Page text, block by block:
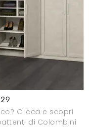
Clicca e scopri
di Colombini